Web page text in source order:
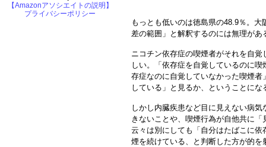
もっとも低いのは徳島県の48.9％。
差の範囲」と解釈するのには無理があ
ニコチン依存症の喫煙者がそれを自
しい。「依存症を自覚しているのに
存症なのに自覚していなかった喫煙
している」と見るか、ということにな
しかし内臓疾患など目に見えない病
きないことや、喫煙行為が自他共に
云々は別にしても「自分はたばこに
煙を続けている、と判断した方が的を
【Amazonアソシエイトの説明】
プライバシーポリシー